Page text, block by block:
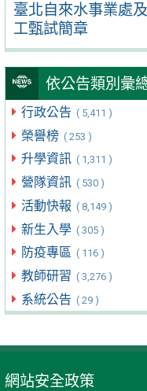
臺北自來水事業處
工甄試簡章
依公告類別彙
行政公告 ( 5,411 )
榮譽榜 ( 253 )
升學資訊 ( 1,311 )
營隊資訊 ( 530 )
活動快報 ( 8,149 )
新生入學 ( 305 )
防疫專區 ( 116 )
教師研習 ( 3,276 )
系統公告 ( 29 )
網站安全政策